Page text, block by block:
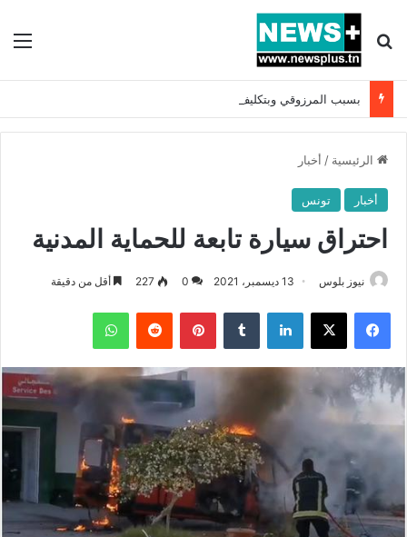
بحث عن
الرئيسية / أخبار
أخبار تونس
احتراق سيارة تابعة للحماية المدنية
نيوز بلوس 13 ديسمبر، 2021 0
227 أقل من دقيقة
فيسبوك X لينكدإن بينتيريست واتساب